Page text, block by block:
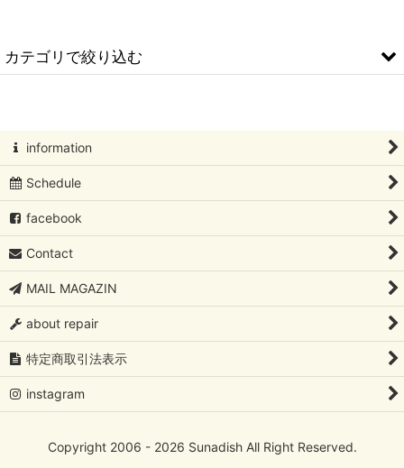
表示数 :
絞り込む
カテゴリで絞り込む
フィネル/Finel
木製品トレイetc
その他
information
Schedule
facebook
Contact
MAIL MAGAZIN
about repair
特定商取引法表示
instagram
Copyright 2006 - 2026 Sunadish All Right Reserved.